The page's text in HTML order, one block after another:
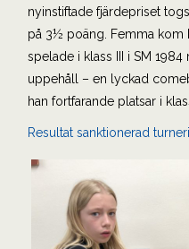
nyinstiftade fjärdepriset
på 3½ poäng. Femma kom
spelade i klass III i SM
uppehåll – en lyckad
han fortfarande platsar i
Resultat sanktionerad